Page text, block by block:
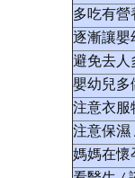
多吃有營
逐漸讓嬰
避免去人
嬰幼兒多
注意衣服
注意保濕
媽媽在懷